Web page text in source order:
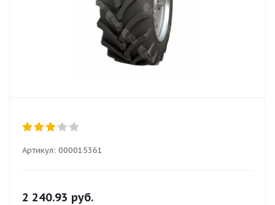
Артикул: 000015361
2 240.93 руб.